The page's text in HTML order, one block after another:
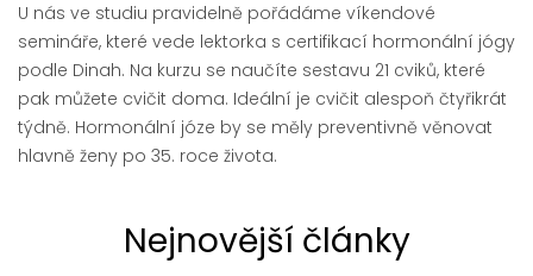
U nás ve studiu pravidelně pořádáme víkendové
semináře, které vede lektorka s certifikací hormonální jógy
podle Dinah. Na kurzu se naučíte sestavu 21 cviků, které
pak můžete cvičit doma. Ideální je cvičit alespoň čtyřikrát
týdně. Hormonální józe by se měly preventivně věnovat
hlavně ženy po 35. roce života.
Nejnovější články